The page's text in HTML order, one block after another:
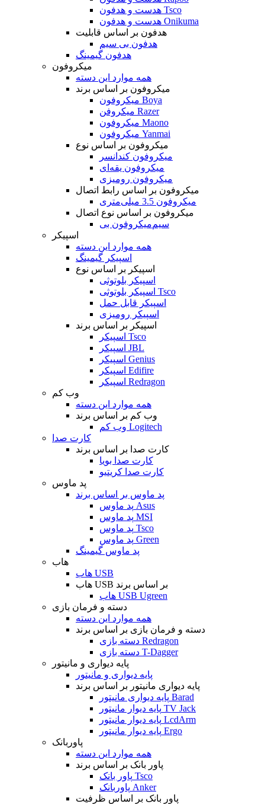
هدست و هدفون Tsco
هدست و هدفون Onikuma
هدفون بر اساس قابلیت
هدفون بی سیم
هدفون گیمینگ
میکروفون
همه موارد این دسته
میکروفون بر اساس برند
میکروفون Boya
میکروفن Razer
میکروفون Maono
میکروفون Yanmai
میکروفون بر اساس نوع
میکروفون کندانسر
میکروفون یقه‌ای
میکروفون رومیزی
میکروفون بر اساس رابط اتصال
میکروفون 3.5 میلی‌متری
میکروفون بر اساس نوع اتصال
میکروفون بی‌‎سیم
اسپیکر
همه موارد این دسته
اسپیکر گیمینگ
اسپیکر بر اساس نوع
اسپیکر بلوتوثی
اسپیکر بلوتوثی Tsco
اسپیکر قابل حمل
اسپیکر رومیزی
اسپیکر بر اساس برند
اسپیکر Tsco
اسپیکر JBL
اسپیکر Genius
اسپیکر Edifire
اسپیکر Redragon
وب کم
همه موارد این دسته
وب کم بر اساس برند
وب کم Logitech
کارت صدا
کارت صدا بر اساس برند
کارت صدا بویا
کارت صدا کریتیو
پد ماوس
پد ماوس بر اساس برند
پد ماوس Asus
پد ماوس MSI
پد ماوس Tsco
پد ماوس Green
پد ماوس گیمینگ
هاب
هاب USB
هاب USB بر اساس برند
هاب USB Ugreen
دسته و فرمان بازی
همه موارد این دسته
دسته و فرمان بازی بر اساس برند
دسته بازی Redragon
دسته بازی T-Dagger
پایه دیواری و مانیتور
پایه دیواری و مانیتور
پایه دیواری مانیتور بر اساس برند
پایه دیواری مانیتور Barad
پایه دیوار مانیتور TV Jack
پایه دیوار مانیتور LcdArm
پایه دیوار مانیتور Ergo
پاوربانک
همه موارد این دسته
پاور بانک بر اساس برند
پاور بانک Tsco
پاوربانک Anker
پاور بانک بر اساس ظرفیت